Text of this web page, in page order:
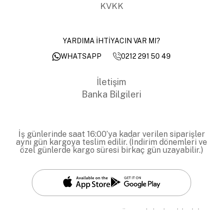
KVKK
YARDIMA İHTİYACIN VAR MI?
WHATSAPP
0212 291 50 49
İletişim
Banka Bilgileri
İş günlerinde saat 16:00’ya kadar verilen siparişler
aynı gün kargoya teslim edilir. (İndirim dönemleri ve
özel günlerde kargo süresi birkaç gün uzayabilir.)